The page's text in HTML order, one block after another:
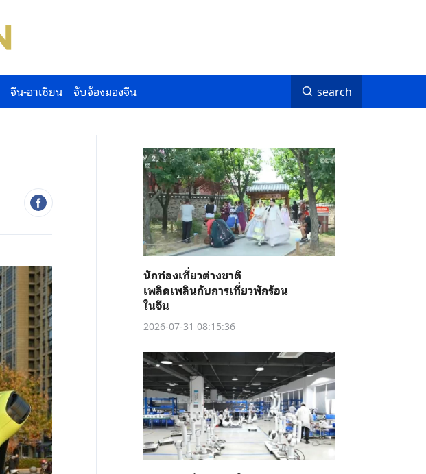
จีน-อาเซียน จับจ้องมองจีน search
นักท่องเที่ยวต่างชาติ
เพลิดเพลินกับการเที่ยวพักร้อน
ในจีน
2026-07-31 08:15:36